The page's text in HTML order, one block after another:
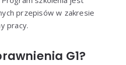
przepisów w zakresie
pracy.
G1?